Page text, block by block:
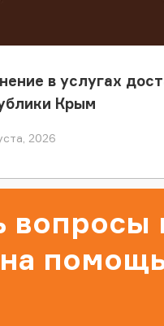
в услугах
Крым
2026
вопросы